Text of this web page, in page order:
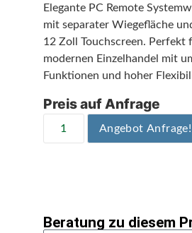
Elegante PC Remote
mit separater Wiegefläche
12 Zoll Touchscreen. Perfekt
modernen Einzelhandel mit
Funktionen und hoher
Preis auf Anfrage
Angebot Anfrage!
Beratung zu diesem